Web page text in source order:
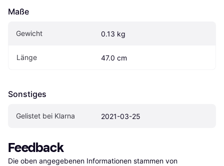
Maße
Gewicht 0.13 kg
Länge 47.0 cm
Sonstiges
Gelistet bei Klarna 2021-03-25
Feedback
Die oben angegebenen Informationen stammen von